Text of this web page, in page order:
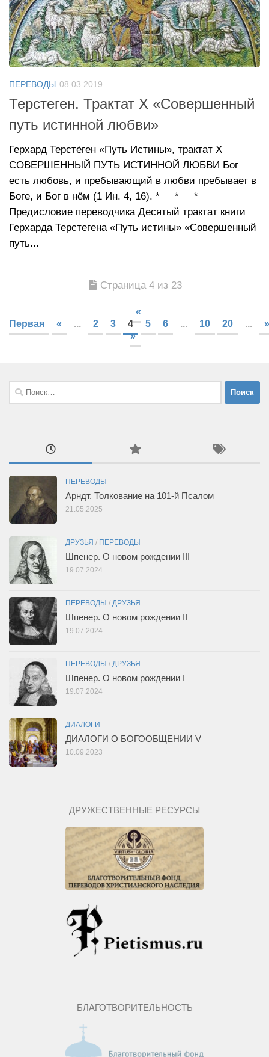
ПЕРЕВОДЫ 08.03.2019
Терстеген. Трактат X «Совершенный
путь истинной любви»
Герхард Терсте́ген «Путь Истины», трактат X
СОВЕРШЕННЫЙ ПУТЬ ИСТИННОЙ ЛЮБВИ Бог
есть любовь, и пребывающий в любви пребывает в
Боге, и Бог в нём (1 Ин. 4, 16). * * *
Предисловие переводчика Десятый трактат книги
Герхарда Терстегена «Путь истины» «Совершенный
путь...
Страница 4 из 23
«
Первая
« ... 2 3 4 5 6 ... 10 20 ...
»
»
Найти:
ПЕРЕВОДЫ
Арндт. Толкование на 101-й Псалом
21.05.2025
ДРУЗЬЯ / ПЕРЕВОДЫ
Шпенер. О новом рождении III
19.07.2024
ПЕРЕВОДЫ / ДРУЗЬЯ
Шпенер. О новом рождении II
19.07.2024
ПЕРЕВОДЫ / ДРУЗЬЯ
Шпенер. О новом рождении I
19.07.2024
ДИАЛОГИ
ДИАЛОГИ О БОГООБЩЕНИИ V
10.09.2023
ДРУЖЕСТВЕННЫЕ РЕСУРСЫ
БЛАГОТВОРИТЕЛЬНОСТЬ